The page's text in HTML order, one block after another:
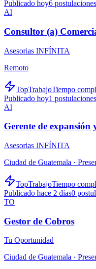
Publicado hoy6 postulaciones
AI
Consultor (a)
Asesorias INFÍNITA
Remoto
TopTrabajoTiempo
Publicado hoy1 postulaciones
AI
Gerente de expansión
Asesorias INFÍNITA
Ciudad de Guatemala ·
TopTrabajoTiempo
Publicado hace 2 días0
TO
Gestor de Cobros
Tu Oportunidad
Ciudad de Guatemala ·